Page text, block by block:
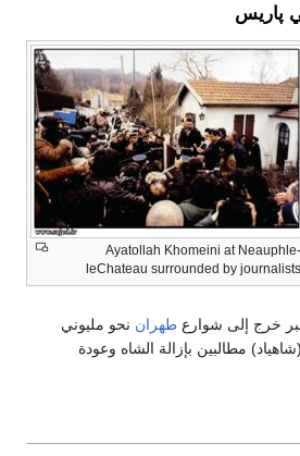
پاريس
Ayatollah Khomeini at Neauphle-
leChateau surrounded by journalists
طهران نحو مليوني
(شاهياد) مطالبين بإزالة الشاه وعودة